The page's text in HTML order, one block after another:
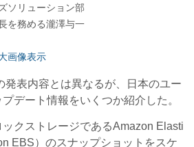
ソリューション部
を務める瀧澤与一
画像表示
表内容とは異なるが、日本のユー
デート情報をいくつか紹介した。
クストレージであるAmazon Elasti
EBS）のスナップショットをスケ